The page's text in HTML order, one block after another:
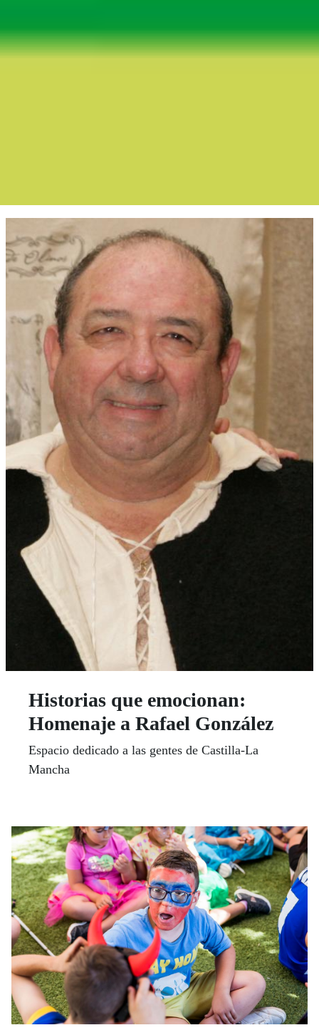
Historias que emocionan:
Homenaje a Rafael González
Espacio dedicado a las gentes de Castilla-La
Mancha